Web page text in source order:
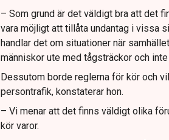
– Som grund är det väldigt bra att det
vara möjligt att tillåta undantag i vissa
handlar det om situationer när
människor ute med tågsträckor och
Dessutom borde reglerna för kör och
persontrafik, konstaterar hon.
– Vi menar att det finns väldigt olika
kör varor.